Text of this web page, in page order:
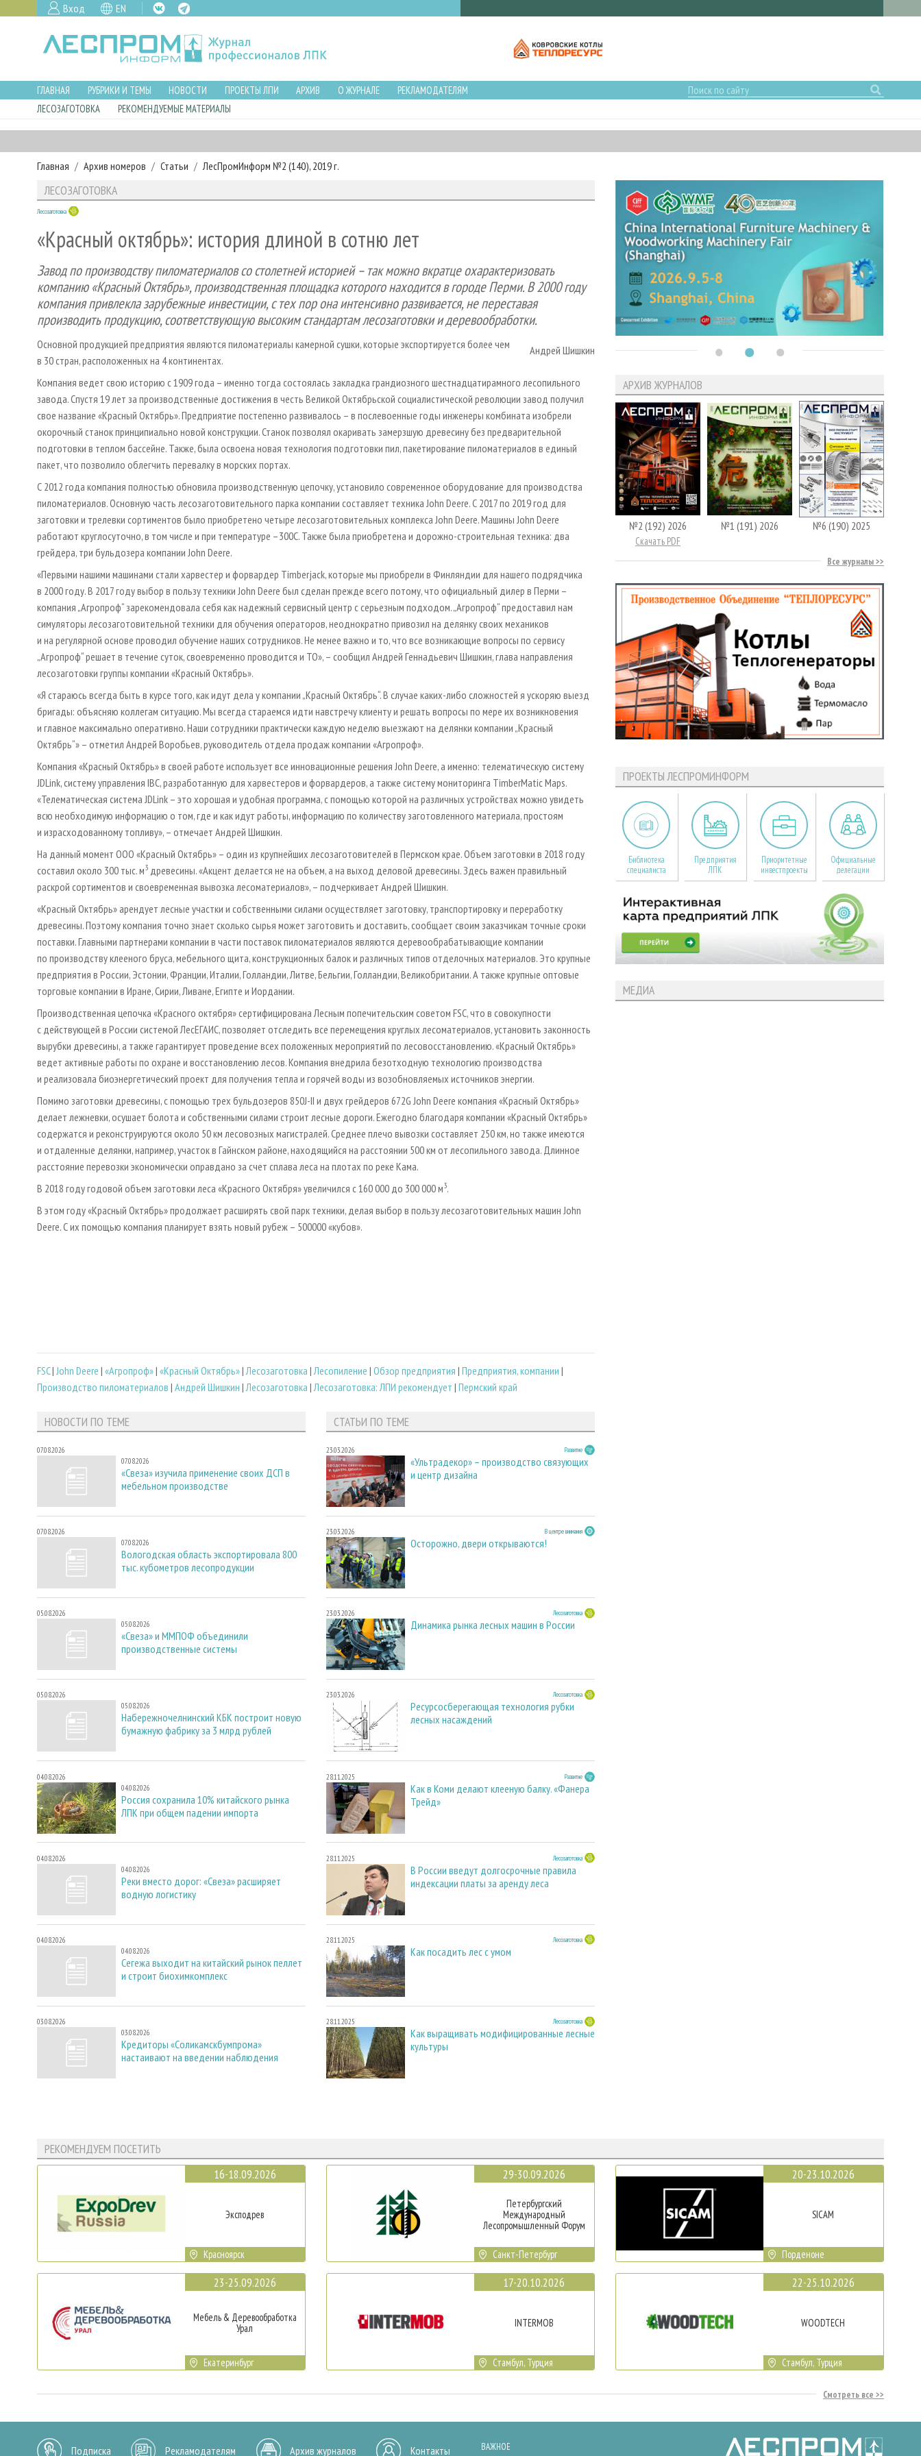
Вход EN
ГЛАВНАЯ РУБРИКИ И ТЕМЫ НОВОСТИ ПРОЕКТЫ ЛПИ АРХИВ О ЖУРНАЛЕ
РЕКЛАМОДАТЕЛЯМ
ЛЕСОЗАГОТОВКА
РЕКОМЕНДУЕМЫЕ МАТЕРИАЛЫ
Главная Архив номеров Статьи ЛесПромИнформ №2 (140), 2019 г.
ЛЕСОЗАГОТОВКА
Лесозаготовка
«Красный октябрь»: история длиной в сотню лет
Завод по производству пиломатериалов со столетней историей – так можно вкратце охарактеризовать
компанию «Красный Октябрь», производственная площадка которого находится в городе Перми. В 2000 году
компания привлекла зарубежные инвестиции, с тех пор она интенсивно развивается, не переставая
производить продукцию, соответствующую высоким стандартам лесозаготовки и деревообработки.
Андрей Шишкин
Основной продукцией предприятия являются пиломатериалы камерной сушки, которые экспортируется более чем
в 30 стран, расположенных на 4 континентах.
Компания ведет свою историю с 1909 года – именно тогда состоялась закладка грандиозного шестнадцатирамного лесопильного
завода. Спустя 19 лет за производственные достижения в честь Великой Октябрьской социалистической революции завод получил
свое название «Красный Октябрь». Предприятие постепенно развивалось – в послевоенные годы инженеры комбината изобрели
окорочный станок принципиально новой конструкции. Станок позволял окаривать замерзшую древесину без предварительной
подготовки в теплом бассейне. Также, была освоена новая технология подготовки пил, пакетирование пиломатериалов в единый
пакет, что позволило облегчить перевалку в морских портах.
С 2012 года компания полностью обновила производственную цепочку, установило современное оборудование для производства
пиломатериалов. Основную часть лесозаготовительного парка компании составляет техника John Deere. С 2017 по 2019 год для
заготовки и трелевки сортиментов было приобретено четыре лесозаготовительных комплекса John Deere. Машины John Deere
работают круглосуточно, в том числе и при температуре –300С. Также была приобретена и дорожно-строительная техника: два
грейдера, три бульдозера компании John Deere.
«Первыми нашими машинами стали харвестер и форвардер Timberjack, которые мы приобрели в Финляндии для нашего подрядчика
в 2000 году. В 2017 году выбор в пользу техники John Deere был сделан прежде всего потому, что официальный дилер в Перми –
компания „Агропроф“ зарекомендовала себя как надежный сервисный центр с серьезным подходом. „Агропроф“ предоставил нам
симуляторы лесозаготовительной техники для обучения операторов, неоднократно привозил на делянку своих механиков
и на регулярной основе проводил обучение наших сотрудников. Не менее важно и то, что все возникающие вопросы по сервису
„Агропроф“ решает в течение суток, своевременно проводится и ТО», – сообщил Андрей Геннадьевич Шишкин, глава направления
лесозаготовки группы компании «Красный Октябрь».
«Я стараюсь всегда быть в курсе того, как идут дела у компании „Красный Октябрь“. В случае каких-либо сложностей я ускоряю выезд
бригады: объясняю коллегам ситуацию. Мы всегда стараемся идти навстречу клиенту и решать вопросы по мере их возникновения
и главное максимально оперативно. Наши сотрудники практически каждую неделю выезжают на делянки компании „Красный
Октябрь“» – отметил Андрей Воробьев, руководитель отдела продаж компании «Агропроф».
Компания «Красный Октябрь» в своей работе использует все инновационные решения John Deere, а именно: телематическую систему
JDLink, систему управления IBC, разработанную для харвестеров и форвардеров, а также систему мониторинга TimberMatic Maps.
«Телематическая система JDLink – это хорошая и удобная программа, с помощью которой на различных устройствах можно увидеть
всю необходимую информацию о том, где и как идут работы, информацию по количеству заготовленного материала, простоям
и израсходованному топливу», – отмечает Андрей Шишкин.
На данный момент ООО «Красный Октябрь» – один из крупнейших лесозаготовителей в Пермском крае. Объем заготовки в 2018 году
составил около 300 тыс. м3 древесины. «Акцент делается не на объем, а на выход деловой древесины. Здесь важен правильный
раскрой сортиментов и своевременная вывозка лесоматериалов», – подчеркивает Андрей Шишкин.
«Красный Октябрь» арендует лесные участки и собственными силами осуществляет заготовку, транспортировку и переработку
древесины. Поэтому компания точно знает сколько сырья может заготовить и доставить, сообщает своим заказчикам точные сроки
поставки. Главными партнерами компании в части поставок пиломатериалов являются деревообрабатывающие компании
по производству клееного бруса, мебельного щита, конструкционных балок и различных типов отделочных материалов. Это крупные
предприятия в России, Эстонии, Франции, Италии, Голландии, Литве, Бельгии, Голландии, Великобритании. А также крупные оптовые
торговые компании в Иране, Сирии, Ливане, Египте и Иордании.
Производственная цепочка «Красного октября» сертифицирована Лесным попечительским советом FSC, что в совокупности
с действующей в России системой ЛесЕГАИС, позволяет отследить все перемещения круглых лесоматериалов, установить законность
вырубки древесины, а также гарантирует проведение всех положенных мероприятий по лесовосстановлению. «Красный Октябрь»
ведет активные работы по охране и восстановлению лесов. Компания внедрила безотходную технологию производства
и реализовала биоэнергетический проект для получения тепла и горячей воды из возобновляемых источников энергии.
Помимо заготовки древесины, с помощью трех бульдозеров 850J-II и двух грейдеров 672G John Deere компания «Красный Октябрь»
делает лежневки, осушает болота и собственными силами строит лесные дороги. Ежегодно благодаря компании «Красный Октябрь»
содержатся и реконструируются около 50 км лесовозных магистралей. Среднее плечо вывозки составляет 250 км, но также имеются
и отдаленные делянки, например, участок в Гайнском районе, находящийся на расстоянии 500 км от лесопильного завода. Длинное
расстояние перевозки экономически оправдано за счет сплава леса на плотах по реке Кама.
В 2018 году годовой объем заготовки леса «Красного Октября» увеличился с 160 000 до 300 000 м3.
В этом году «Красный Октябрь» продолжает расширять свой парк техники, делая выбор в пользу лесозаготовительных машин John
Deere. С их помощью компания планирует взять новый рубеж – 500000 «кубов».
FSC| John Deere | «Агропроф»| «Красный Октябрь»|Лесозаготовка |Лесопиление | Обзор предприятия | Предприятия, компании |
Производство пиломатериалов | Андрей Шишкин |Лесозаготовка |Лесозаготовка: ЛПИ рекомендует | Пермский край
НОВОСТИ ПО ТЕМЕ
07.08.2026
07.08.2026
«Свеза» изучила применение своих ДСП в
мебельном производстве
07.08.2026
07.08.2026
Вологодская область экспортировала 800
тыс. кубометров лесопродукции
05.08.2026
05.08.2026
«Свеза» и ММПОФ объединили
производственные системы
05.08.2026
05.08.2026
Набережночелнинский КБК построит новую
бумажную фабрику за 3 млрд рублей
04.08.2026
04.08.2026
Россия сохранила 10% китайского рынка
ЛПК при общем падении импорта
04.08.2026
04.08.2026
Реки вместо дорог: «Свеза» расширяет
водную логистику
04.08.2026
04.08.2026
Сегежа выходит на китайский рынок пеллет
и строит биохимкомплекс
03.08.2026
03.08.2026
Кредиторы «Соликамскбумпрома»
настаивают на введении наблюдения
СТАТЬИ ПО ТЕМЕ
23.03.2026 Развитие
«Ультрадекор» – производство связующих
и центр дизайна
23.03.2026 В центре внимания
Осторожно, двери открываются!
23.03.2026 Лесозаготовка
Динамика рынка лесных машин в России
23.03.2026 Лесозаготовка
Ресурсосберегающая технология рубки
лесных насаждений
28.11.2025 Развитие
Как в Коми делают клееную балку. «Фанера
Трейд»
28.11.2025 Лесозаготовка
В России введут долгосрочные правила
индексации платы за аренду леса
28.11.2025 Лесозаготовка
Как посадить лес с умом
28.11.2025 Лесозаготовка
Как выращивать модифицированные лесные
культуры
АРХИВ ЖУРНАЛОВ
№2 (192) 2026
Скачать PDF
№1 (191) 2026 №6 (190) 2025
Все журналы
ПРОЕКТЫ ЛЕСПРОМИНФОРМ
Библиотека
специалиста
Предприятия
ЛПК
Приоритетные
инвестпроекты
Официальные
делегации
МЕДИА
РЕКОМЕНДУЕМ ПОСЕТИТЬ
16-18.09.2026
Эксподрев
Красноярск
23-25.09.2026
Мебель & Деревообработка
Урал
Екатеринбург
29-30.09.2026
Петербургский
Международный
Лесопромышленный Форум
Санкт-Петербург
17-20.10.2026
INTERMOB
Стамбул, Турция
20-23.10.2026
SICAM
Порденоне
22-25.10.2026
WOODTECH
Стамбул, Турция
Смотреть все
Подписка Рекламодателям Архив журналов Контакты ВАЖНОЕ